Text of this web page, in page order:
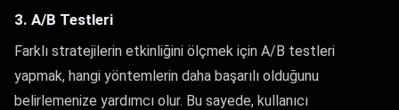
3. A/B Testleri
Farklı stratejilerin etkinliğini ölçmek için A/B testleri
yapmak, hangi yöntemlerin daha başarılı olduğunu
belirlemenize yardımcı olur. Bu sayede, kullanıcı